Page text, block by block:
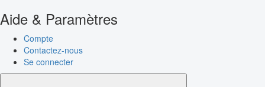
Aide & Paramètres
Compte
Contactez-nous
Se connecter